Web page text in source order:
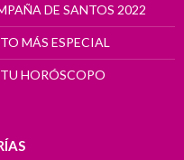
DE SANTOS 2022
MÁS ESPECIAL
TU HORÓSCOPO